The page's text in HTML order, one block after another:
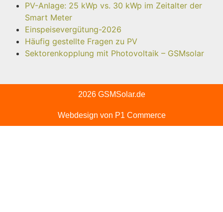
PV-Anlage: 25 kWp vs. 30 kWp im Zeitalter der
Smart Meter
Einspeisevergütung-2026
Häufig gestellte Fragen zu PV
Sektorenkopplung mit Photovoltaik – GSMsolar
2026 GSMSolar.de
Webdesign von P1 Commerce